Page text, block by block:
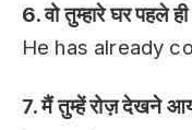
6. वो तुम्हारे घर पहले
He has already
7. मैं तुम्हें रोज़ देखने